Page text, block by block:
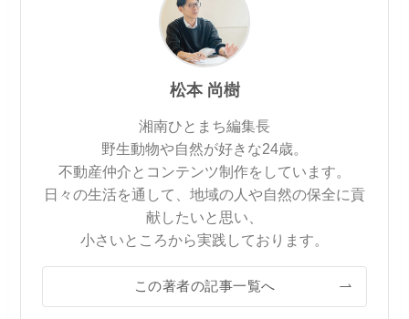
松本 尚樹
湘南ひとまち編集長
野生動物や自然が好きな24歳。
不動産仲介とコンテンツ制作をしています。
日々の生活を通して、地域の人や自然の保全に貢
献したいと思い、
小さいところから実践しております。
この著者の記事一覧へ